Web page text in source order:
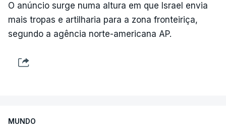
O anúncio surge numa altura em que Israel envia
mais tropas e artilharia para a zona fronteiriça,
segundo a agência norte-americana AP.
MUNDO